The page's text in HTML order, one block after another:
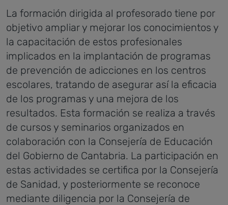
La formación dirigida al profesorado tiene por
objetivo ampliar y mejorar los conocimientos y
la capacitación de estos profesionales
implicados en la implantación de programas
de prevención de adicciones en los centros
escolares, tratando de asegurar así la eficacia
de los programas y una mejora de los
resultados. Esta formación se realiza a través
de cursos y seminarios organizados en
colaboración con la Consejería de Educación
del Gobierno de Cantabria. La participación en
estas actividades se certifica por la Consejería
de Sanidad, y posteriormente se reconoce
mediante diligencia por la Consejería de